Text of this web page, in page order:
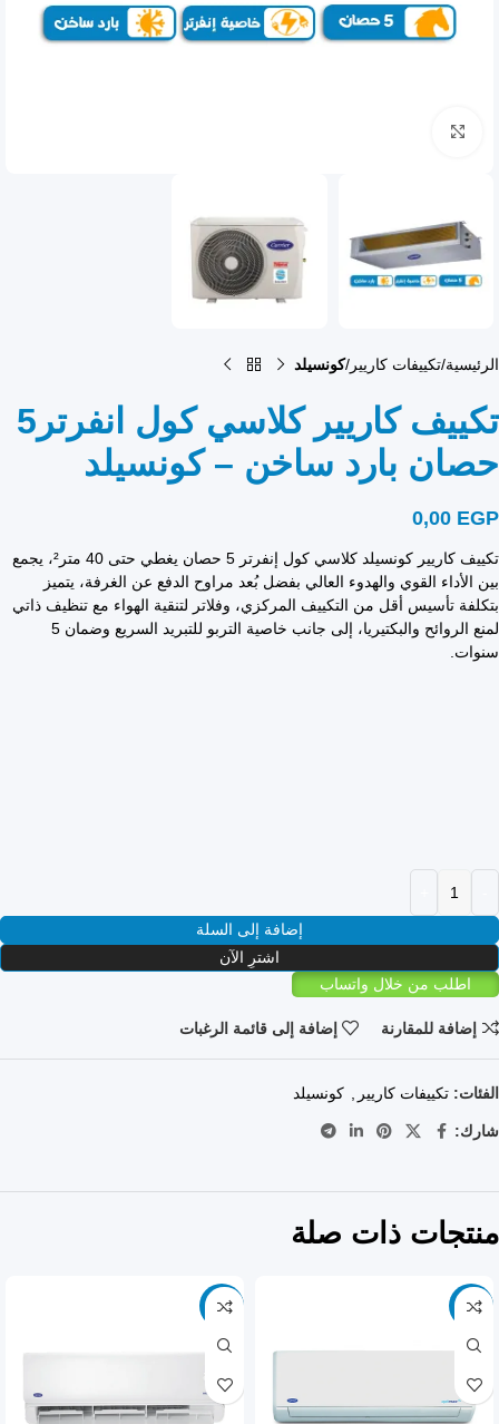
الرئيسية تكييفات كاريير كونسيلد
تكييف كاريير كلاسي كول انفرتر5
حصان بارد ساخن – كونسيلد
0,00 EGP
تكييف كاريير كونسيلد كلاسي كول إنفرتر 5 حصان يغطي حتى 40 متر²، يجمع
بين الأداء القوي والهدوء العالي بفضل بُعد مراوح الدفع عن الغرفة، يتميز
بتكلفة تأسيس أقل من التكييف المركزي، وفلاتر لتنقية الهواء مع تنظيف ذاتي
لمنع الروائح والبكتيريا، إلى جانب خاصية التربو للتبريد السريع وضمان 5
سنوات.
إضافة إلى السلة
اشترِ الآن
اطلب من خلال واتساب
إضافة للمقارنة إضافة إلى قائمة الرغبات
الفئات: تكييفات كاريير , كونسيلد
شارك:
منتجات ذات صلة
-9%
-9%